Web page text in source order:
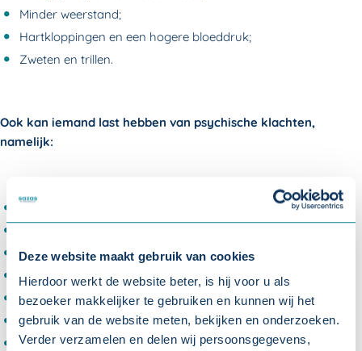
Deze website maakt gebruik van cookies
Hierdoor werkt de website beter, is hij voor u als
bezoeker makkelijker te gebruiken en kunnen wij het
gebruik van de website meten, bekijken en onderzoeken.
Verder verzamelen en delen wij persoonsgegevens,
Minder weerstand;
Hartkloppingen en een hogere bloeddruk;
Zweten en trillen.
Ook kan iemand last hebben van psychische klachten,
namelijk:
Last hebben van een opgejaagd gevoel;
Last hebben van sombere buien;
Angstig gevoel;
Niet meer kunnen genieten van leuke dingen;
Vergeetachtig;
Weinig zelfvertrouwen;